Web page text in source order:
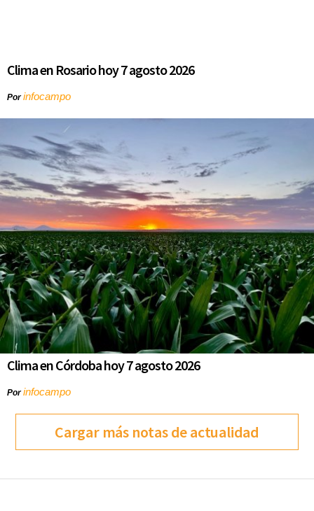
Clima en Rosario hoy 7 agosto 2026
Porinfocampo
Clima en Córdoba hoy 7 agosto 2026
Porinfocampo
Cargar más notas de actualidad